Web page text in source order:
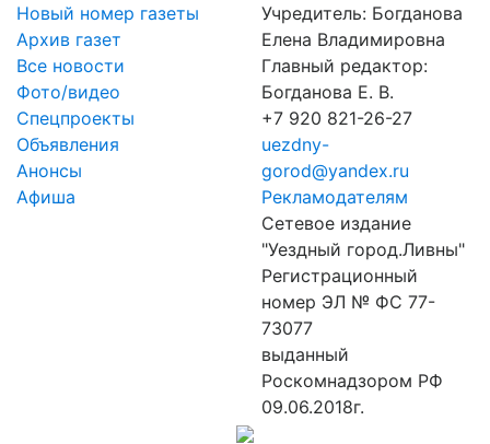
Новый номер газеты
Архив газет
Все новости
Фото/видео
Спецпроекты
Объявления
Анонсы
Афиша
Учредитель: Богданова
Елена Владимировна
Главный редактор:
Богданова Е. В.
+7 920 821-26-27
uezdny-
gorod@yandex.ru
Рекламодателям
Сетевое издание
"Уездный город.Ливны"
Регистрационный
номер ЭЛ № ФС 77-
73077
выданный
Роскомнадзором РФ
09.06.2018г.